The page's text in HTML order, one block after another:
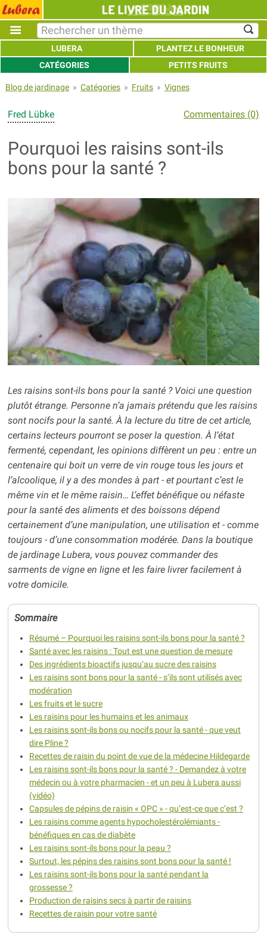
LUBERA
PLANTEZ LE BONHEUR
CATÉGORIES
PETITS FRUITS
Blog de jardinage» Catégories» Fruits» Vignes
Fred Lübke Commentaires (0)
Pourquoi les raisins sont-ils
bons pour la santé ?
Les raisins sont-ils bons pour la santé ? Voici une question
plutôt étrange. Personne n’a jamais prétendu que les raisins
sont nocifs pour la santé. À la lecture du titre de cet article,
certains lecteurs pourront se poser la question. À l’état
fermenté, cependant, les opinions diffèrent un peu : entre un
centenaire qui boit un verre de vin rouge tous les jours et
l’alcoolique, il y a des mondes à part - et pourtant c’est le
même vin et le même raisin… L’effet bénéfique ou néfaste
pour la santé des aliments et des boissons dépend
certainement d’une manipulation, une utilisation et - comme
toujours - d’une consommation modérée. Dans la boutique
de jardinage Lubera, vous pouvez commander des
sarments de vigne en ligne et les faire livrer facilement à
votre domicile.
Sommaire
Résumé – Pourquoi les raisins sont-ils bons pour la santé ?
Santé avec les raisins : Tout est une question de mesure
Des ingrédients bioactifs jusqu’au sucre des raisins
Les raisins sont bons pour la santé - s’ils sont utilisés avec
modération
Les fruits et le sucre
Les raisins pour les humains et les animaux
Les raisins sont-ils bons ou nocifs pour la santé - que veut
dire Pline ?
Recettes de raisin du point de vue de la médecine Hildegarde
Les raisins sont-ils bons pour la santé ? - Demandez à votre
médecin ou à votre pharmacien - et un peu à Lubera aussi
(vidéo)
Capsules de pépins de raisin « OPC » - qu’est-ce que c’est ?
Les raisins comme agents hypocholestérolémiants -
bénéfiques en cas de diabète
Les raisins sont-ils bons pour la peau ?
Surtout, les pépins des raisins sont bons pour la santé !
Les raisins sont-ils bons pour la santé pendant la
grossesse ?
Production de raisins secs à partir de raisins
Recettes de raisin pour votre santé